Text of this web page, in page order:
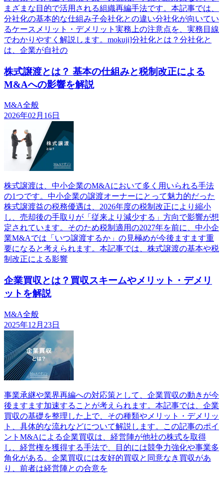
まざまな目的で活用される組織再編手法です。本記事では、
分社化の基本的な仕組み子会社化との違い分社化が向いてい
るケースメリット・デメリット実務上の注意点を、実務目線
でわかりやすく解説します。mokuji]分社化とは？分社化と
は、企業が自社の
株式譲渡とは？ 基本の仕組みと税制改正による
M&Aへの影響を解説
M&A全般
2026年02月16日
株式譲渡は、中小企業のM&Aにおいて多く用いられる手法
の1つです。中小企業の譲渡オーナーにとって魅力的だった
株式譲渡益の税務優遇は、2026年度の税制改正により縮小
し、売却後の手取りが「従来より減少する」方向で影響が想
定されています。そのため税制適用の2027年を前に、中小企
業M&Aでは「いつ譲渡するか」の見極めが今後ますます重
要になると考えられます。本記事では、株式譲渡の基本や税
制改正による影響
企業買収とは？買収スキームやメリット・デメリ
ットを解説
M&A全般
2025年12月23日
事業承継や業界再編への対応策として、企業買収の動きが今
後ますます加速することが考えられます。本記事では、企業
買収の基礎を整理した上で、その種類やメリット・デメリッ
ト、具体的な流れなどについて解説します。この記事のポイ
ントM&Aによる企業買収は、経営陣が他社の株式を取得
し、経営権を獲得する手法で、目的には競争力強化や事業多
角化がある。企業買収には友好的買収と同意なき買収があ
り、前者は経営陣との合意を